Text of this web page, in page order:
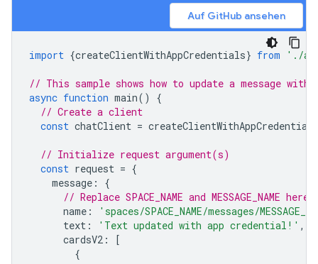
Auf GitHub ansehen
import {createClientWithAppCredentials} from './
// This sample shows how to update a message
async function main()
{
// Create a client
const chatClient = createClientWithAppCredentials
// Initialize request argument(s)
const request = {
message :
{
// Replace SPACE_NAME and MESSAGE_NAME here
name :
'spaces/SPACE_NAME/messages/
text : 'Text updated with app credential!' ,
cardsV2 :
[
{